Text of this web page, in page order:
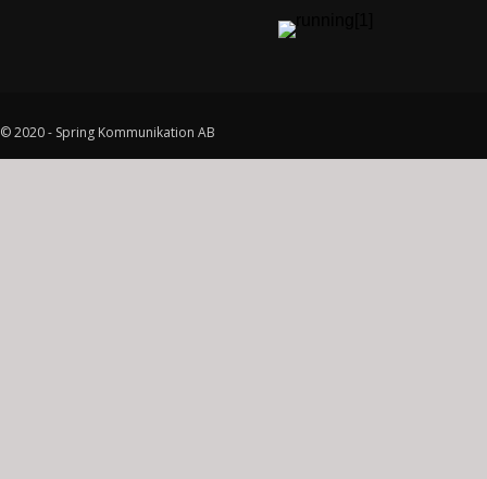
© 2020 - Spring Kommunikation AB